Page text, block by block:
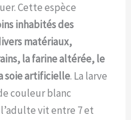
Cette espèce
inhabités des
matériaux,
la farine altérée, le
soie artificielle. La larve
couleur blanc
vit entre 7 et